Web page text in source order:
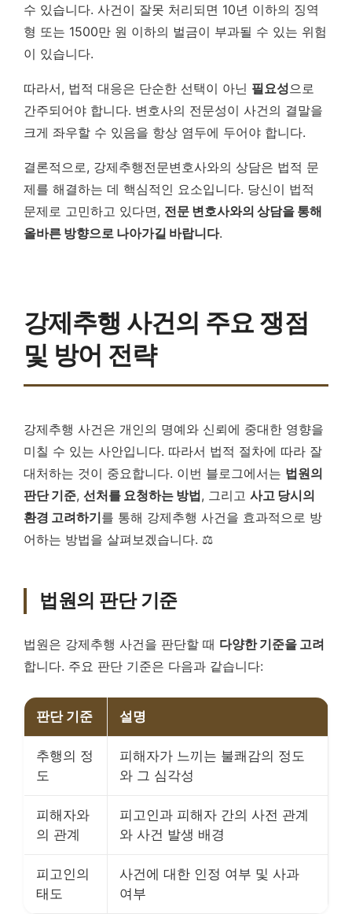
수 있습니다. 사건이 잘못 처리되면 10년 이하의 징역
형 또는 1500만 원 이하의 벌금이 부과될 수 있는 위험
이 있습니다.
따라서, 법적 대응은 단순한 선택이 아닌 필요성으로
간주되어야 합니다. 변호사의 전문성이 사건의 결말을
크게 좌우할 수 있음을 항상 염두에 두어야 합니다.
결론적으로, 강제추행전문변호사와의 상담은 법적 문
제를 해결하는 데 핵심적인 요소입니다. 당신이 법적
문제로 고민하고 있다면, 전문 변호사와의 상담을 통해
올바른 방향으로 나아가길 바랍니다.
강제추행 사건의 주요 쟁점
및 방어 전략
강제추행 사건은 개인의 명예와 신뢰에 중대한 영향을
미칠 수 있는 사안입니다. 따라서 법적 절차에 따라 잘
대처하는 것이 중요합니다. 이번 블로그에서는 법원의
판단 기준, 선처를 요청하는 방법, 그리고 사고 당시의
환경 고려하기를 통해 강제추행 사건을 효과적으로 방
어하는 방법을 살펴보겠습니다. ⚖️
법원의 판단 기준
법원은 강제추행 사건을 판단할 때 다양한 기준을 고려
합니다. 주요 판단 기준은 다음과 같습니다:
판단 기준 설명
추행의 정
도
피해자가 느끼는 불쾌감의 정도
와 그 심각성
피해자와
의 관계
피고인과 피해자 간의 사전 관계
와 사건 발생 배경
피고인의
태도
사건에 대한 인정 여부 및 사과
여부